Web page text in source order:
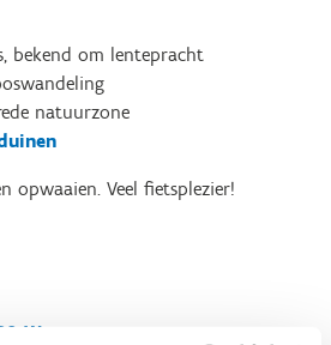
bekend om lentepracht
natuurzone
opwaaien. Veel fietsplezier!
Wetteren